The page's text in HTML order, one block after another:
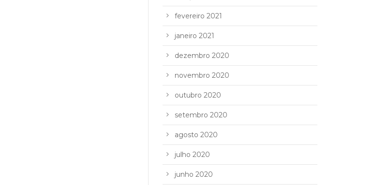
fevereiro 2021
janeiro 2021
dezembro 2020
novembro 2020
outubro 2020
setembro 2020
agosto 2020
julho 2020
junho 2020